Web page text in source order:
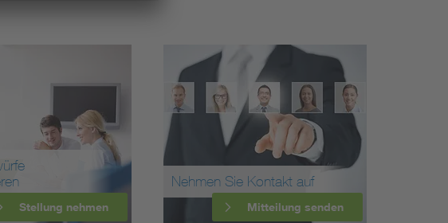
Stellung nehmen
Nehmen Sie Kontakt auf
Mitteilung senden